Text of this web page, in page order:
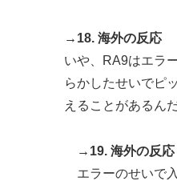
→18. 海外の反応
いや、RA9はエラ
らかしたせいでピ
えることがあるんだ
→19. 海外の反応
エラーのせいで